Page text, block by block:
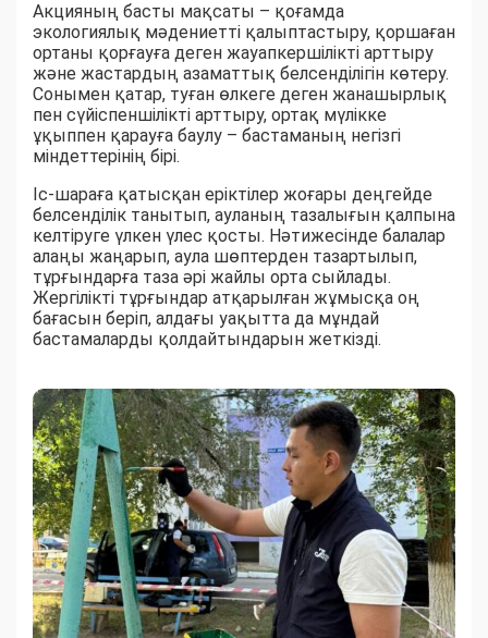
Акцияның басты мақсаты – қоғамда
экологиялық мәдениетті қалыптастыру, қоршаған
ортаны қорғауға деген жауапкершілікті арттыру
және жастардың азаматтық белсенділігін көтеру.
Сонымен қатар, туған өлкеге деген жанашырлық
пен сүйіспеншілікті арттыру, ортақ мүлікке
ұқыппен қарауға баулу – бастаманың негізгі
міндеттерінің бірі.
Іс-шараға қатысқан еріктілер жоғары деңгейде
белсенділік танытып, ауланың тазалығын қалпына
келтіруге үлкен үлес қосты. Нәтижесінде балалар
алаңы жаңарып, аула шөптерден тазартылып,
тұрғындарға таза әрі жайлы орта сыйлады.
Жергілікті тұрғындар атқарылған жұмысқа оң
бағасын беріп, алдағы уақытта да мұндай
бастамаларды қолдайтындарын жеткізді.